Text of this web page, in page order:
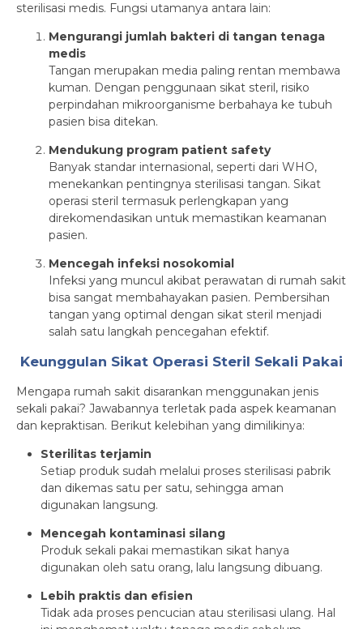
sterilisasi medis. Fungsi utamanya antara lain:
Mengurangi jumlah bakteri di tangan tenaga
medis
Tangan merupakan media paling rentan membawa
kuman. Dengan penggunaan sikat steril, risiko
perpindahan mikroorganisme berbahaya ke tubuh
pasien bisa ditekan.
Mendukung program patient safety
Banyak standar internasional, seperti dari WHO,
menekankan pentingnya sterilisasi tangan. Sikat
operasi steril termasuk perlengkapan yang
direkomendasikan untuk memastikan keamanan
pasien.
Mencegah infeksi nosokomial
Infeksi yang muncul akibat perawatan di rumah sakit
bisa sangat membahayakan pasien. Pembersihan
tangan yang optimal dengan sikat steril menjadi
salah satu langkah pencegahan efektif.
Keunggulan Sikat Operasi Steril Sekali Pakai
Mengapa rumah sakit disarankan menggunakan jenis
sekali pakai? Jawabannya terletak pada aspek keamanan
dan kepraktisan. Berikut kelebihan yang dimilikinya:
Sterilitas terjamin
Setiap produk sudah melalui proses sterilisasi pabrik
dan dikemas satu per satu, sehingga aman
digunakan langsung.
Mencegah kontaminasi silang
Produk sekali pakai memastikan sikat hanya
digunakan oleh satu orang, lalu langsung dibuang.
Lebih praktis dan efisien
Tidak ada proses pencucian atau sterilisasi ulang. Hal